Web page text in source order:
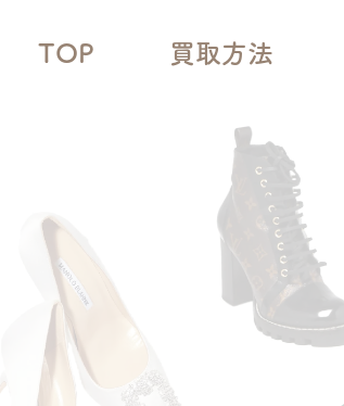
TOP 買取方法